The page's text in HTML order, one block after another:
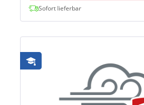
Sofort lieferbar